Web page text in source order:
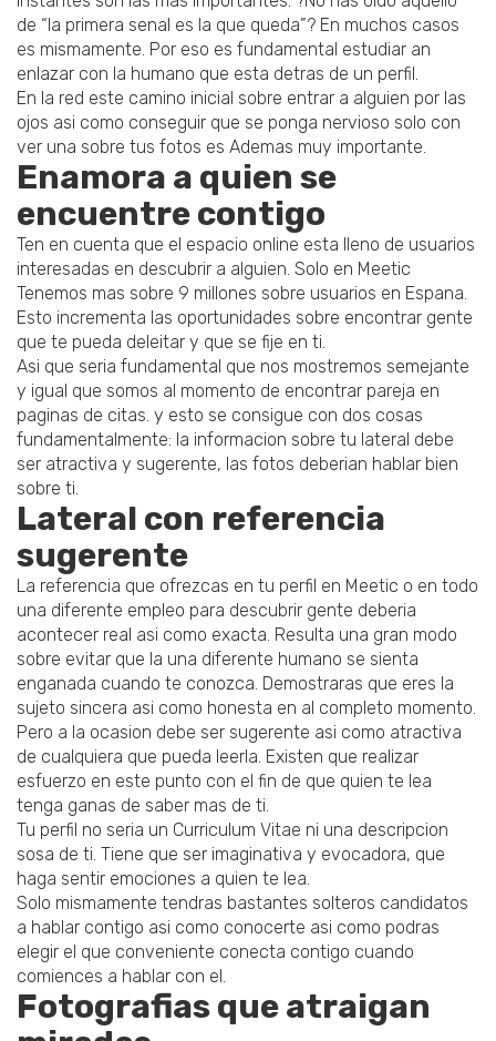
de “la primera senal es la que queda”? En muchos casos
es mismamente. Por eso es fundamental estudiar an
enlazar con la humano que esta detras de un perfil.
En la red este camino inicial sobre entrar a alguien por las
ojos asi­ como conseguir que se ponga nervioso solo con
ver una sobre tus fotos es Ademas muy importante.
Enamora a quien se
encuentre contigo
Ten en cuenta que el espacio online esta lleno de usuarios
interesadas en descubrir a alguien. Solo en Meetic
Tenemos mas sobre 9 millones sobre usuarios en Espana.
Esto incrementa las oportunidades sobre encontrar gente
que te pueda deleitar y que se fije en ti.
Asi que seri­a fundamental que nos mostremos semejante
y igual que somos al momento de encontrar pareja en
paginas de citas. y esto se consigue con dos cosas
fundamentalmente: la informacion sobre tu lateral debe
ser atractiva y sugerente, las fotos deberi­an hablar bien
sobre ti.
Lateral con referencia
sugerente
La referencia que ofrezcas en tu perfil en Meetic o en todo
una diferente empleo para descubrir gente deberia
acontecer real asi­ como exacta. Resulta una gran modo
sobre evitar que la una diferente humano se sienta
enganada cuando te conozca. Demostraras que eres la
sujeto sincera asi­ como honesta en al completo momento.
Pero a la ocasion debe ser sugerente asi­ como atractiva
de cualquiera que pueda leerla. Existen que realizar
esfuerzo en este punto con el fin de que quien te lea
tenga ganas de saber mas de ti.
Tu perfil no seri­a un Curriculum Vitae ni una descripcion
sosa de ti. Tiene que ser imaginativa y evocadora, que
haga sentir emociones a quien te lea.
Solo mismamente tendras bastantes solteros candidatos
a hablar contigo asi­ como conocerte asi­ como podras
elegir el que conveniente conecta contigo cuando
comiences a hablar con el.
Fotografias que atraigan